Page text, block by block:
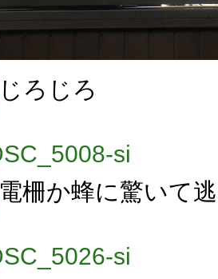
じろじろ
電柵か蜂に驚いて